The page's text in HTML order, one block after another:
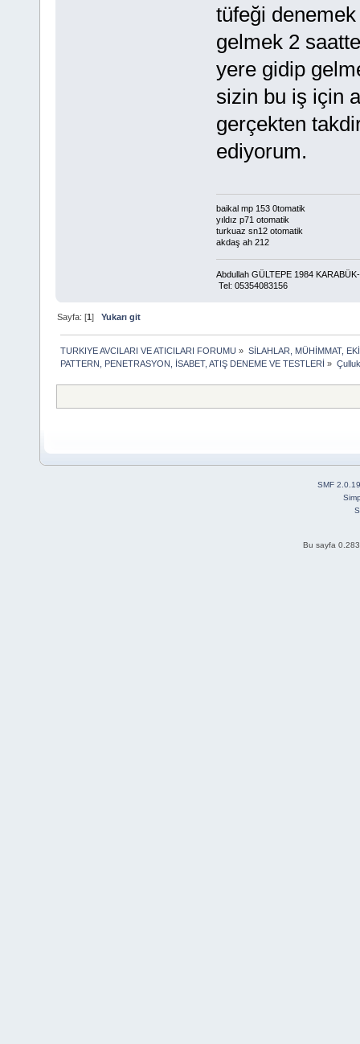
tüfeği
gelmek 2
yere gidip
sizin bu iş için
gerçekten
ediyorum.
baikal mp 153 0tomatik
yıldız p71 otomatik
turkuaz sn12 otomatik
akdaş ah 212
Abdullah GÜLTEPE 1984
Tel: 05354083156
Sayfa: [1]Yukarı git
TURKIYE AVCILARI VE ATICILARI FORUMU » SİLAHLAR, MÜHİMMAT,
PATTERN, PENETRASYON, İSABET, ATIŞ DENEME VE TESTLERİ »
SMF 2.0.19
Bu sayfa